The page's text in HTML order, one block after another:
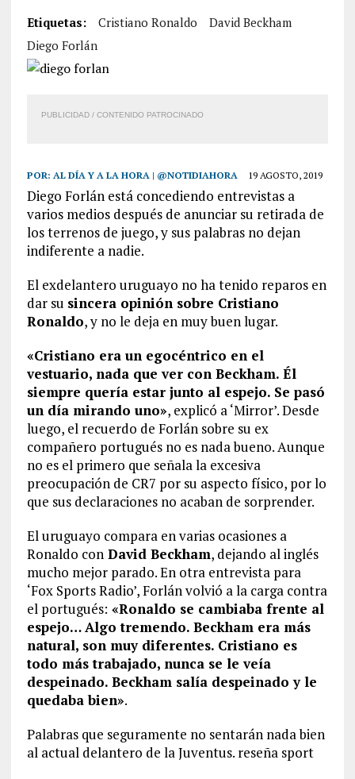
Etiquetas: Cristiano Ronaldo
David Beckham
Diego Forlán
PUBLICIDAD / CONTENIDO PATROCINADO
POR: AL DÍA Y A LA HORA | @NOTIDIAHORA 19 AGOSTO, 2019
Diego Forlán está concediendo entrevistas a
varios medios después de anunciar su retirada de
los terrenos de juego, y sus palabras no dejan
indiferente a nadie.
El exdelantero uruguayo no ha tenido reparos en
dar su sincera opinión sobre Cristiano
Ronaldo, y no le deja en muy buen lugar.
«Cristiano era un egocéntrico en el
vestuario, nada que ver con Beckham. Él
siempre quería estar junto al espejo. Se pasó
un día mirando uno», explicó a ‘Mirror’. Desde
luego, el recuerdo de Forlán sobre su ex
compañero portugués no es nada bueno. Aunque
no es el primero que señala la excesiva
preocupación de CR7 por su aspecto físico, por lo
que sus declaraciones no acaban de sorprender.
El uruguayo compara en varias ocasiones a
Ronaldo conDavid Beckham, dejando al inglés
mucho mejor parado. En otra entrevista para
‘Fox Sports Radio’, Forlán volvió a la carga contra
el portugués: «Ronaldo se cambiaba frente al
espejo… Algo tremendo. Beckham era más
natural, son muy diferentes. Cristiano es
todo más trabajado, nunca se le veía
despeinado. Beckham salía despeinado y le
quedaba bien».
Palabras que seguramente no sentarán nada bien
al actual delantero de la Juventus. reseña sport